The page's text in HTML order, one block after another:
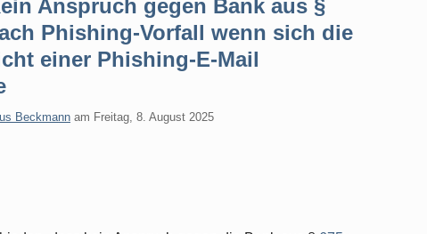
Anspruch gegen Bank aus §
Phishing-Vorfall wenn sich die
einer Phishing-E-Mail
Beckmann am Freitag, 8. August 2025